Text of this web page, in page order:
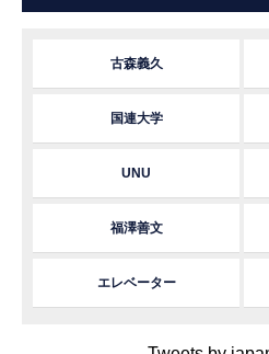
古森義久
国連大学
UNU
福澤善文
エレベーター